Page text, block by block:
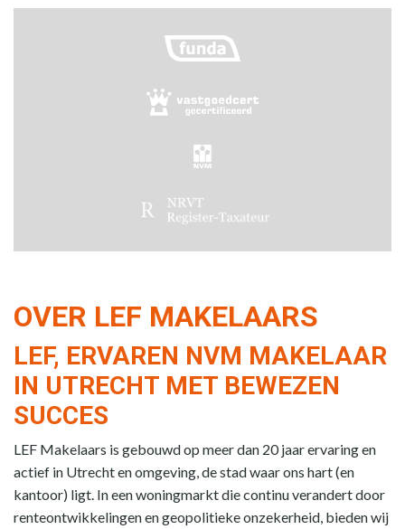
OVER LEF MAKELAARS
LEF, ERVAREN NVM MAKELAAR
IN UTRECHT MET BEWEZEN
SUCCES
LEF Makelaars is gebouwd op meer dan 20 jaar ervaring en
actief in Utrecht en omgeving, de stad waar ons hart (en
kantoor) ligt. In een woningmarkt die continu verandert door
renteontwikkelingen en geopolitieke onzekerheid, bieden wij